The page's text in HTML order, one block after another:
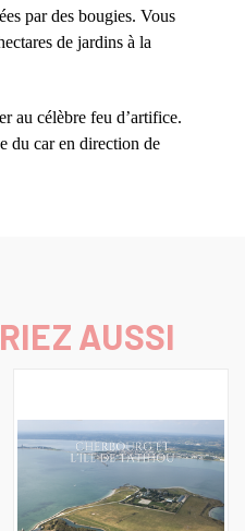
par des bougies. Vous
de jardins à la
au célèbre feu d’artifice.
du car en direction de
AUSSI